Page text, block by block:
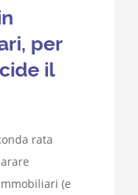
per
il
rata
(e